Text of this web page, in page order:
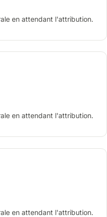
en attendant l'attribution.
en attendant l'attribution.
en attendant l'attribution.